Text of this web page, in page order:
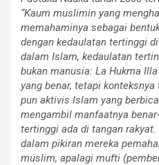
“Kaum muslimin yang
memahaminya sebagai
dengan kedaulatan tertinggi
dalam Islam, kedaulatan
bukan manusia: La Hukma
yang benar, tetapi
pun aktivis Islam yang
mengambil manfaatnya
tertinggi ada di tangan
dalam pikiran mereka
muslim, apalagi mufti